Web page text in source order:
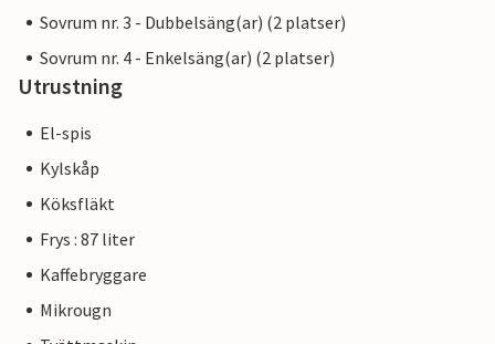
Sovrum nr. 3 - Dubbelsäng(ar) (2 platser)
Sovrum nr. 4 - Enkelsäng(ar) (2 platser)
Utrustning
El-spis
Kylskåp
Köksfläkt
Frys : 87 liter
Kaffebryggare
Mikrougn